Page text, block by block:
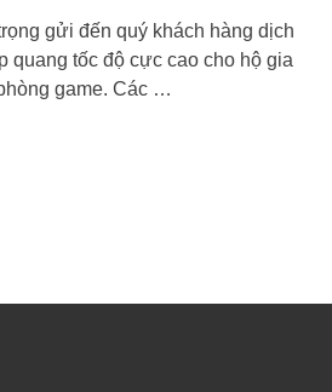
gửi đến quý khách hàng dịch
quang tốc độ cực cao cho hộ gia
game. Các …